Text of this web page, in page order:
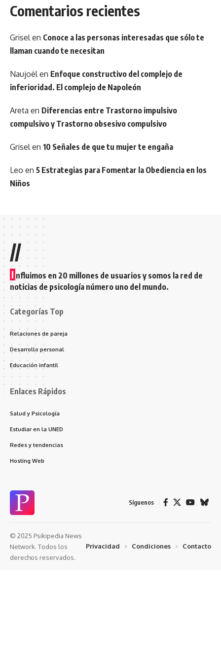
Comentarios recientes
Grisel en Conoce a las personas interesadas que sólo te
llaman cuando te necesitan
Naujoël en Enfoque constructivo del complejo de
inferioridad. El complejo de Napoleón
Areta en Diferencias entre Trastorno impulsivo
compulsivo y Trastorno obsesivo compulsivo
Grisel en 10 Señales de que tu mujer te engaña
Leo en 5 Estrategias para Fomentar la Obediencia en los
Niños
//
I nfluimos en 20 millones de usuarios y somos la red de
noticias de psicología número uno del mundo.
Categorías Top
Relaciones de pareja
Desarrollo personal
Educación infantil
Enlaces Rápidos
Salud y Psicología
Estudiar en la UNED
Redes y tendencias
Hosting Web
Síguenos
© 2025 Psikipedia News
Network. Todos los
derechos reservados.
Privacidad Condiciones Contacto